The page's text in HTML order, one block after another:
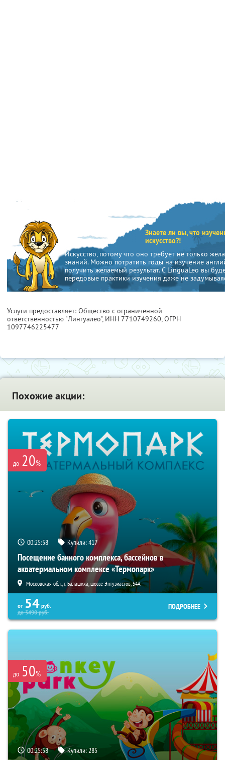
Знаете ли вы, что
искусство?!
Искусство, потому что оно требует не только
знаний. Можно потратить годы на изучение
получить желаемый результат. С LinguaLeo вы
передовые практики изучения даже не
Услуги предоставляет: Общество с ограниченной
ответственностью "Лингуалео", ИНН 7710749260, ОГРН
1097746225477
Похожие акции:
до 20%
00:25:57 Купили:417
Посещение банного комплекса, бассейнов в
акватермальном комплексе «Термопарк»
Московская обл., г. Балашиха, шоссе Энтузиастов, 54А
от 54 руб.
до3490руб.
ПОДРОБНЕЕ
до 50%
00:25:57 Купили:285